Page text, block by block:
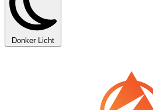
Donker Licht